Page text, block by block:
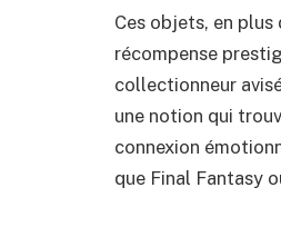
Ces objets, en
récompense
collectionneur
une notion qui
connexion
que Final Fantasy